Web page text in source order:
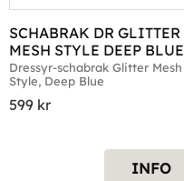
SCHABRAK DR GLITTER
MESH STYLE DEEP BLUE
Dressyr-schabrak Glitter Mesh
Style, Deep Blue
599 kr
INFO